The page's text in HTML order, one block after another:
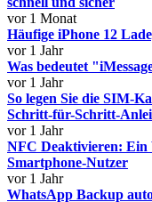
vor 1 Monat
Häufige iPhone 12
vor 1 Jahr
Was bedeutet
vor 1 Jahr
So legen Sie die SIM-
Schritt-für-Schritt-
vor 1 Jahr
NFC Deaktivieren:
Smartphone-Nutzer
vor 1 Jahr
WhatsApp Backup